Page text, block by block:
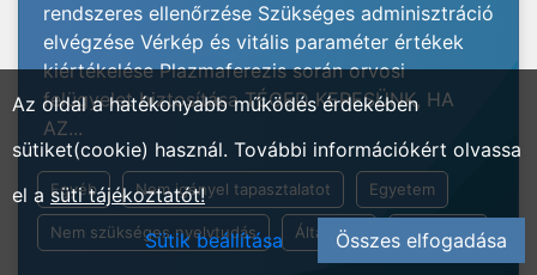
rendszeres ellenőrzése Szükséges adminisztráció
elvégzése Vérkép és vitális paraméter értékek
kiértékelése Plazmaferezis során orvosi
felügyelet biztosítása TÉGED KERESÜNK, HA
AZ...
Egyéb Nem igényel tapasztalatot Egyetem
Nem szükséges nyelvtudás Általános Beosztott
Az oldal a hatékonyabb működés érdekében
sütiket(cookie) használ. További információkért olvassa
el a süti tájékoztatót!
Sütik beállítása
Összes elfogadása